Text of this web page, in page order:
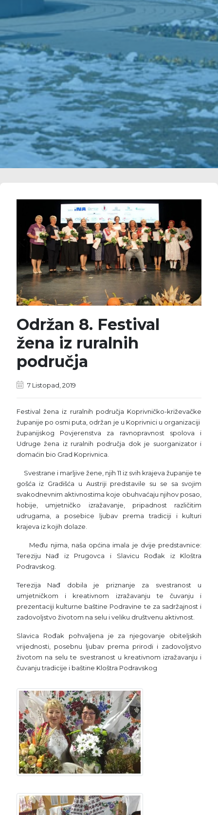
Održan 8. Festival
žena iz ruralnih
područja
7 Listopad, 2019
Festival žena iz ruralnih područja Koprivničko-križevačke
županije po osmi puta, održan je u Koprivnici u organizaciji
županijskog Povjerenstva za ravnopravnost spolova i
Udruge žena iz ruralnih područja dok je suorganizator i
domaćin bio Grad Koprivnica.
Svestrane i marljive žene, njih 11 iz svih krajeva županije te
gošća iz Gradišća u Austriji predstavile su se sa svojim
svakodnevnim aktivnostima koje obuhvaćaju njihov posao,
hobije, umjetničko izražavanje, pripadnost različitim
udrugama, a posebice ljubav prema tradiciji i kulturi
krajeva iz kojih dolaze.
Među njima, naša općina imala je dvije predstavnice:
Tereziju Nađ iz Prugovca i Slavicu Rođak iz Kloštra
Podravskog.
Terezija Nađ dobila je priznanje za svestranost u
umjetničkom i kreativnom izražavanju te čuvanju i
prezentaciji kulturne baštine Podravine te za sadržajnost i
zadovoljstvo životom na selu i veliku društvenu aktivnost.
Slavica Rođak pohvaljena je za njegovanje obiteljskih
vrijednosti, posebnu ljubav prema prirodi i zadovoljstvo
životom na selu te svestranost u kreativnom izražavanju i
čuvanju tradicije i baštine Kloštra Podravskog